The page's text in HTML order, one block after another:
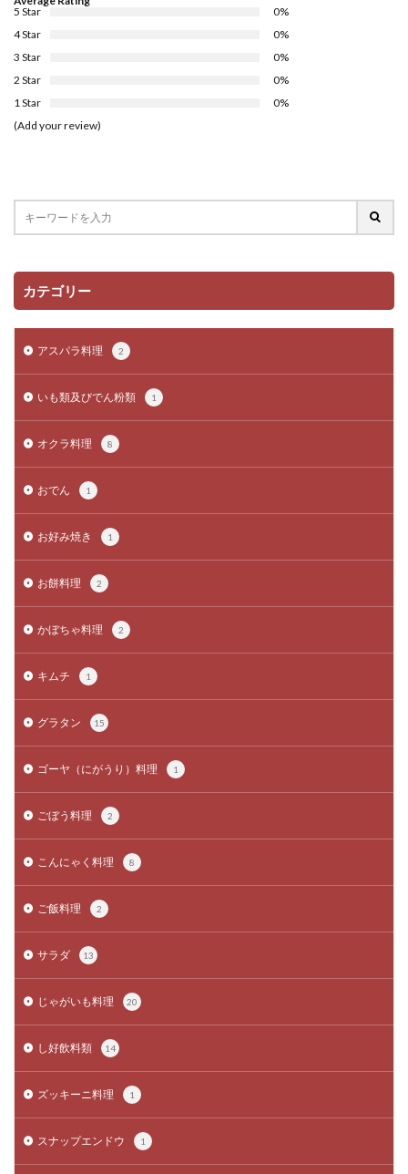
5 Star
0%
4 Star
0%
3 Star
0%
2 Star
0%
1 Star
0%
(Add your review)
カテゴリー
アスパラ料理 2
いも類及びでん粉類 1
オクラ料理 8
おでん 1
お好み焼き 1
お餅料理 2
かぼちゃ料理 2
キムチ 1
グラタン 15
ゴーヤ（にがうり）料理 1
ごぼう料理 2
こんにゃく料理 8
ご飯料理 2
サラダ 13
じゃがいも料理 20
し好飲料類 14
ズッキーニ料理 1
スナップエンドウ 1